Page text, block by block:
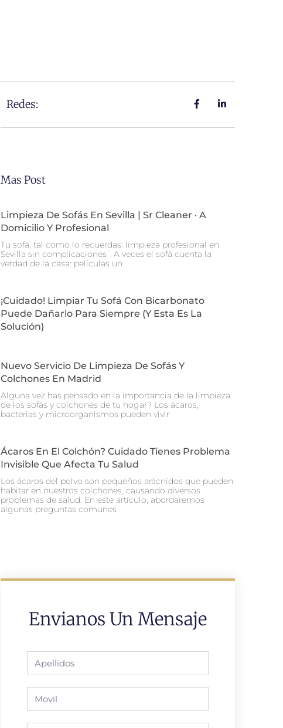
Redes:
Mas Post
Limpieza De Sofás En Sevilla | Sr Cleaner · A
Domicilio Y Profesional
Tu sofá, tal como lo recuerdas: limpieza profesional en
Sevilla sin complicaciones A veces el sofá cuenta la
verdad de la casa: películas un
¡Cuidado! Limpiar Tu Sofá Con Bicarbonato
Puede Dañarlo Para Siempre (y Esta Es La
Solución)
Nuevo Servicio De Limpieza De Sofás Y
Colchones En Madrid
Alguna vez has pensado en la importancia de la limpieza
de los sofás y colchones de tu hogar? Los ácaros,
bacterias y microorganismos pueden vivir
Ácaros En El Colchón? Cuidado Tienes Problema
Invisible Que Afecta Tu Salud
Los ácaros del polvo son pequeños arácnidos que pueden
habitar en nuestros colchones, causando diversos
problemas de salud. En este artículo, abordaremos
algunas preguntas comunes
Envianos Un Mensaje